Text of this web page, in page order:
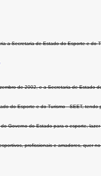
a Secretaria de Estado do Esporte e
de 2002, e a Secretaria de Estado
do Esporte e do Turismo - SEET, tendo
Governo do Estado para o esporte,
profissionais e amadores, quer